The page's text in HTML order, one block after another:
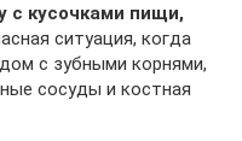
с кусочками пищи,
ситуация, когда
с зубными корнями,
сосуды и костная